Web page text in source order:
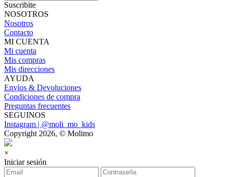
Suscribite
NOSOTROS
Nosotros
Contacto
MI CUENTA
Mi cuenta
Mis compras
Mis direcciones
AYUDA
Envíos & Devoluciones
Condiciones de compra
Preguntas frecuentes
SEGUINOS
Instagram | @moli_mo_kids
Copyright 2026, © Molimo
×
Iniciar sesión